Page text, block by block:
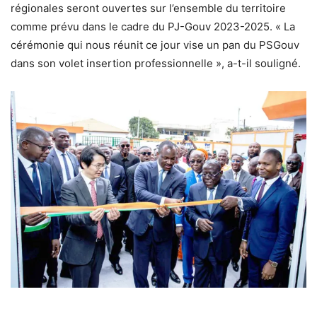
régionales seront ouvertes sur l’ensemble du territoire
comme prévu dans le cadre du PJ-Gouv 2023-2025. « La
cérémonie qui nous réunit ce jour vise un pan du PSGouv
dans son volet insertion professionnelle », a-t-il souligné.